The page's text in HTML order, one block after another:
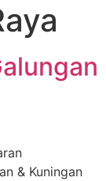
& Kuningan